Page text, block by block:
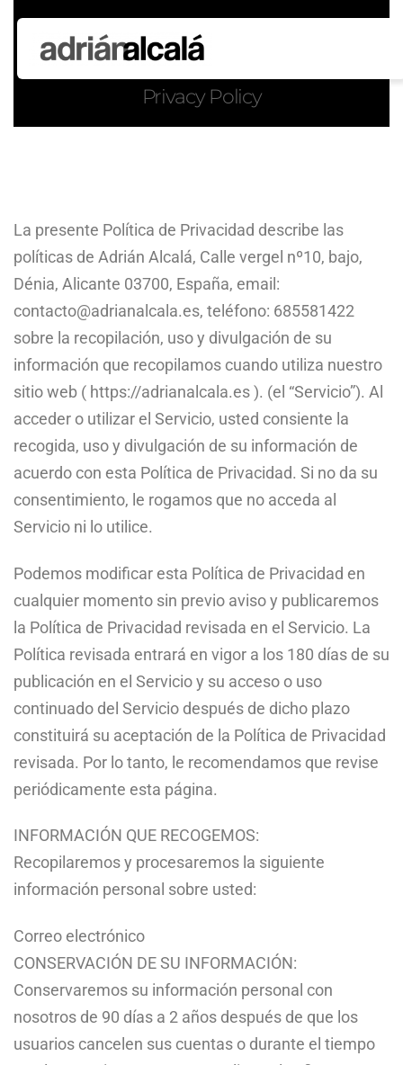
Privacy Policy
La presente Política de Privacidad describe las
políticas de Adrián Alcalá, Calle vergel nº10, bajo,
Dénia, Alicante 03700, España, email:
contacto@adrianalcala.es, teléfono: 685581422
sobre la recopilación, uso y divulgación de su
información que recopilamos cuando utiliza nuestro
sitio web ( https://adrianalcala.es ). (el “Servicio”). Al
acceder o utilizar el Servicio, usted consiente la
recogida, uso y divulgación de su información de
acuerdo con esta Política de Privacidad. Si no da su
consentimiento, le rogamos que no acceda al
Servicio ni lo utilice.
Podemos modificar esta Política de Privacidad en
cualquier momento sin previo aviso y publicaremos
la Política de Privacidad revisada en el Servicio. La
Política revisada entrará en vigor a los 180 días de su
publicación en el Servicio y su acceso o uso
continuado del Servicio después de dicho plazo
constituirá su aceptación de la Política de Privacidad
revisada. Por lo tanto, le recomendamos que revise
periódicamente esta página.
INFORMACIÓN QUE RECOGEMOS:
Recopilaremos y procesaremos la siguiente
información personal sobre usted:
Correo electrónico
CONSERVACIÓN DE SU INFORMACIÓN:
Conservaremos su información personal con
nosotros de 90 días a 2 años después de que los
usuarios cancelen sus cuentas o durante el tiempo